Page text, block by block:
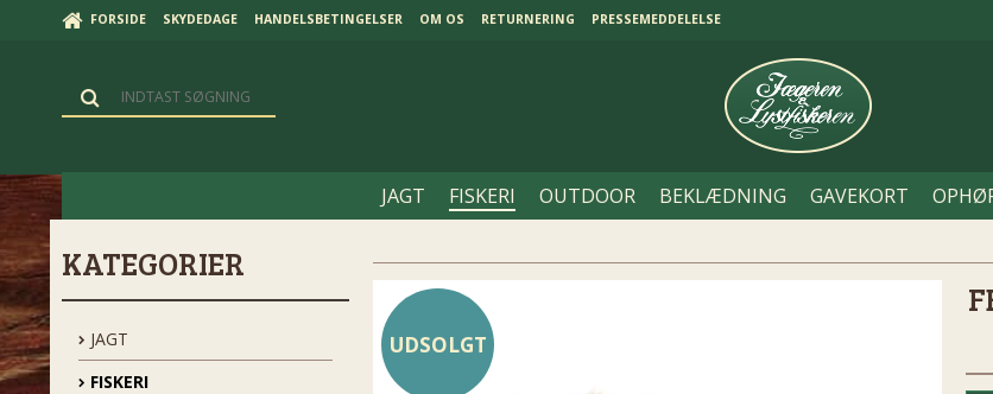
FORSIDE SKYDEDAGE HANDELSBETINGELSER OM OS RETURNERING PRESSEMEDDELELSE
JAGT FISKERI OUTDOOR BEKLÆDNING GAVEKORT
KATEGORIER
JAGT
FISKERI
UDSOLGT